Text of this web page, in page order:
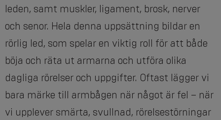
leden, samt muskler, ligament, brosk, nerver
och senor. Hela denna uppsättning bildar en
rörlig led, som spelar en viktig roll för att både
böja och räta ut armarna och utföra olika
dagliga rörelser och uppgifter. Oftast lägger vi
bara märke till armbågen när något är fel – när
vi upplever smärta, svullnad, rörelsestörningar